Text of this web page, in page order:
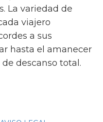
La variedad de
viajero
a sus
hasta el amanecer
descanso total.